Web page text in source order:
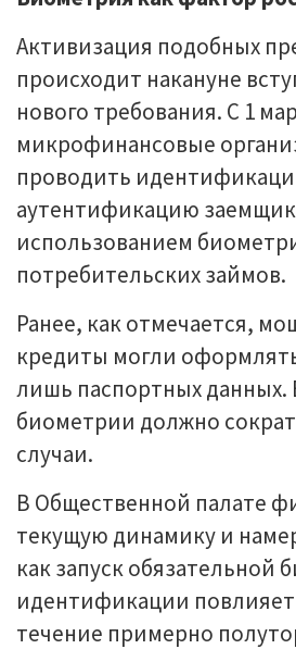
Активизация подобных
происходит накануне
нового требования. С 1
микрофинансовые
проводить
аутентификацию
использованием
потребительских займов.
Ранее, как отмечается,
кредиты могли
лишь паспортных данных.
биометрии должно
случаи.
В Общественной палате
текущую динамику и
как запуск обязательной
идентификации
течение примерно